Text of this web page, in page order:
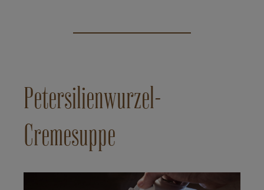
Petersilienwurzel-
Cremesuppe